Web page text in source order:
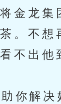
金龙
。不
不出他
解决